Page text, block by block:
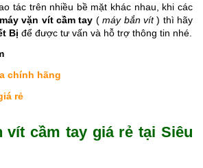
tác trên nhiều bề mặt khác nhau, khi các
máy vặn vít cầm tay ( máy bắn vít ) thì hãy
Bị để được tư vấn và hỗ trợ thông tin nhé.
chính hãng
rẻ
vít cầm tay giá rẻ tại Siêu